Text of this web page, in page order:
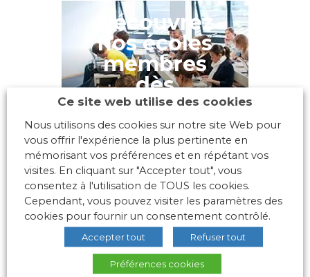
Découvrez
nos écoles
membres
dès
maintenant
NOS ÉCOLES
MEMBRES
Le projet Work in
Progrès[s] : la
Ce site web utilise des cookies
Nous utilisons des cookies sur notre site Web pour
vous offrir l'expérience la plus pertinente en
mémorisant vos préférences et en répétant vos
visites. En cliquant sur "Accepter tout", vous
consentez à l'utilisation de TOUS les cookies.
Cependant, vous pouvez visiter les paramètres des
cookies pour fournir un consentement contrôlé.
Accepter tout Refuser tout
Préférences cookies